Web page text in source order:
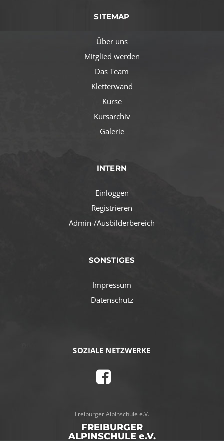
SITEMAP
Über uns
Mitglied werden
Das Team
Kletterwand
Kurse
Kursarchiv
Galerie
INTERN
Einloggen
Registrieren
Admin-/Ausbilderbereich
SONSTIGES
Impressum
Datenschutz
SOZIALE NETZWERKE
Freiburger Alpinschule e.V.
FREIBURGER
ALPINSCHULE e.V.